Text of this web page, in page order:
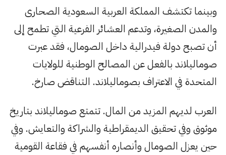
وبينما تكتشف المملكة العربية السعودية الصحارى
والمدن الصغيرة، وتدعم العشائر الفرعية التي تطمح إلى
أن تصبح دولة فيدرالية داخل الصومال، فقد عبرت
صوماليلاند بالفعل عن المصالح الوطنية للولايات
المتحدة في الاعتراف بصوماليلاند. التناقض صارخ.
العرب لديهم المزيد من المال. تتمتع صوماليلاند بتاريخ
موثوق وفي تحقيق الديمقراطية والشراكة والتعايش. وفي
حين يعزل الصومال وأنصاره أنفسهم في فقاعة القومية